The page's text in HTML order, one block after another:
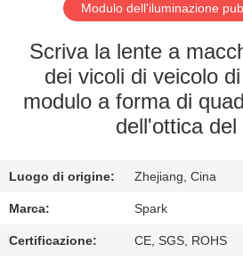
VISITA
ALLA
FABBRICA
CONTROLLO
QUALITÀ
CONTATTACI
Modulo dell'iluminazione
Scriva la lente a
dei vicoli di veicolo
modulo a forma di
dell'ottica del
Luogo di origine: Zhejiang, Cina
Marca: Spark
Certificazione: CE, SGS, ROHS